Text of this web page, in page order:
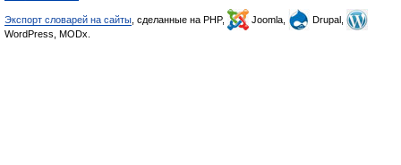
Экспорт словарей на сайты , сделанные на PHP, Joomla,
Drupal,
WordPress, MODx.